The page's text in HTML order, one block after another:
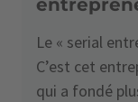
Le « serial
C’est cet
qui a fondé